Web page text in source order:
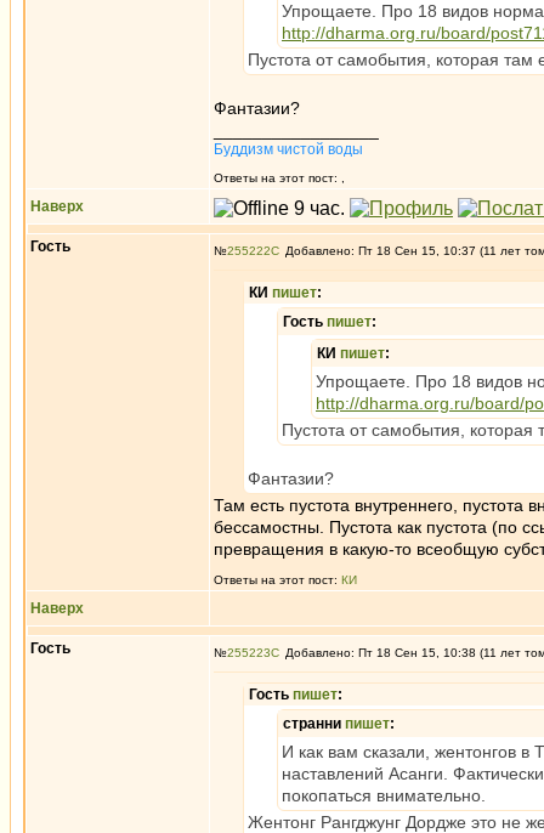
Упрощаете. Про 18 видов
http://dharma.org.ru/board/
Пустота от самобытия, которая там
Фантазии?
Буддизм чистой воды
Ответы на этот пост:
Наверх
Гость №255222 Добавлено: Пт 18 Сен 15, 10:37 (11 лет
КИ пишет:
Гость пишет:
КИ пишет:
Упрощаете. Про 18 видов
http://dharma.org.ru/board/
Пустота от самобытия, которая
Фантазии?
Там есть пустота внутреннего,
бессамостны. Пустота как пустота (по
превращения в какую-то всеобщую
Ответы на этот пост: КИ
Наверх
Гость №255223 Добавлено: Пт 18 Сен 15, 10:38 (11 лет
Гость пишет:
странни пишет:
И как вам сказали, жентонгов
наставлений Асанги.
покопаться внимательно.
Жентонг Рангджунг Дордже это не